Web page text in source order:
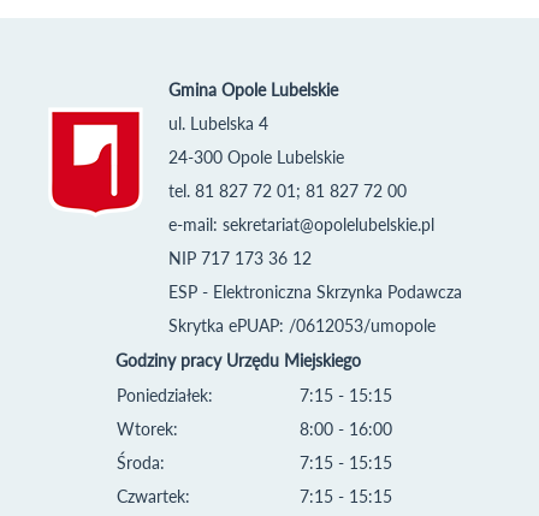
Gmina Opole Lubelskie
ul. Lubelska 4
24-300 Opole Lubelskie
tel. 81 827 72 01; 81 827 72 00
e-mail: sekretariat@opolelubelskie.pl
NIP 717 173 36 12
ESP - Elektroniczna Skrzynka Podawcza
Skrytka ePUAP: /0612053/umopole
Godziny pracy Urzędu Miejskiego
Poniedziałek:
Wtorek:
Środa:
Czwartek:
7:15 - 15:15
8:00 - 16:00
7:15 - 15:15
7:15 - 15:15